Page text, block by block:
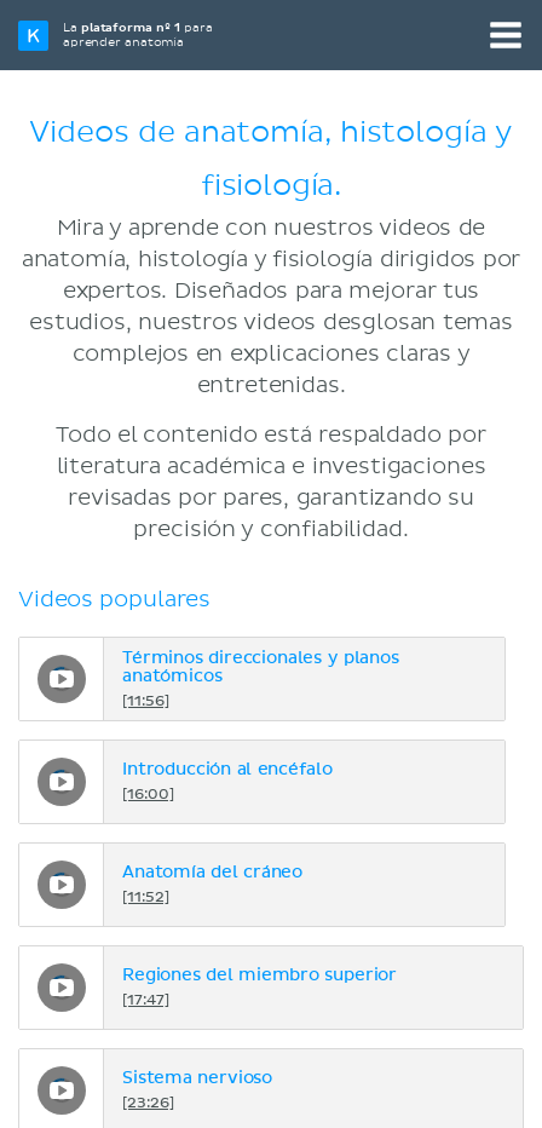
Laplataforma nº 1 para
aprender anatomía
Videos de anatomía, histología y
fisiología.
Mira y aprende con nuestros videos de
anatomía, histología y fisiología dirigidos por
expertos. Diseñados para mejorar tus
estudios, nuestros videos desglosan temas
complejos en explicaciones claras y
entretenidas.
Todo el contenido está respaldado por
literatura académica e investigaciones
revisadas por pares, garantizando su
precisión y confiabilidad.
Videos populares
Términos direccionales y planos
anatómicos
[11:56]
Introducción al encéfalo
[16:00]
Anatomía del cráneo
[11:52]
Regiones del miembro superior
[17:47]
Sistema nervioso
[23:26]